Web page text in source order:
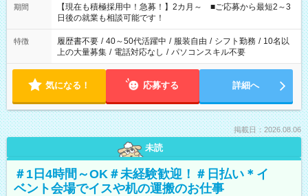
たくない」 など、ご希望を教えてくださいね。 ※Wワーク希望
の方へ 今ご覧のお仕事で希望する勤務時間と、もう1つのお仕事
の勤務時間。 合計で週40時間を超える場合は応募できません。
期間
【現在も積極採用中！急募！】2カ月～ ■ご応募から最短2～3
日後の就業も相談可能です！
特徴 履歴書不要 / 40～50代活躍中 / 服装自由 / シフト勤務 / 10名以
上の大量募集 / 電話対応なし / パソコンスキル不要
気になる！ 応募する 詳細へ
掲載日：2026.08.06
未読
＃1日4時間～OK＃未経験歓迎！＃日払い＊イ
ベント会場でイスや机の運搬のお仕事